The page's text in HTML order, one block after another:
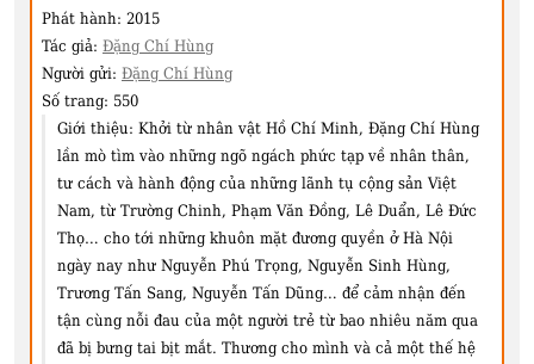
Phát hành: 2015
Tác giả: Đặng Chí Hùng
Người gửi: Đặng Chí Hùng
Số trang: 550
Giới thiệu: Khởi từ nhân vật Hồ Chí Minh, Đặng Chí Hùng
lần mò tìm vào những ngõ ngách phức tạp về nhân thân,
tư cách và hành động của những lãnh tụ cộng sản Việt
Nam, từ Trường Chinh, Phạm Văn Đồng, Lê Duẩn, Lê Đức
Thọ… cho tới những khuôn mặt đương quyền ở Hà Nội
ngày nay như Nguyễn Phú Trọng, Nguyễn Sinh Hùng,
Trương Tấn Sang, Nguyễn Tấn Dũng… để cảm nhận đến
tận cùng nỗi đau của một người trẻ từ bao nhiêu năm qua
đã bị bưng tai bịt mắt. Thương cho mình và cả một thế hệ